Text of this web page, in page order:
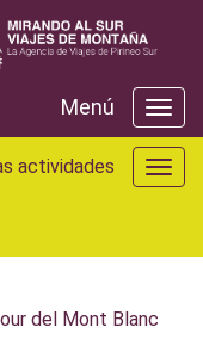
Menú
Menú
Mira
actividades
del Mont Blanc